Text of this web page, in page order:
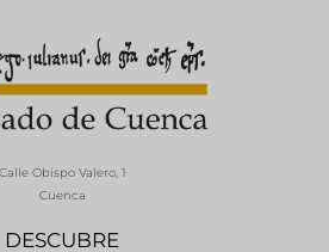
DESCUBRE
Calle Obispo Valero, 1
Cuenca